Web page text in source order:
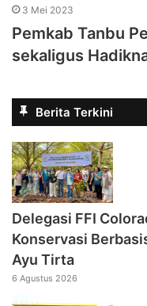
3 Mei 2023
Pemkab Tanbu
sekaligus
Berita Terkini
Delegasi FFI
Konservasi
Ayu Tirta
6 Agustus 2026